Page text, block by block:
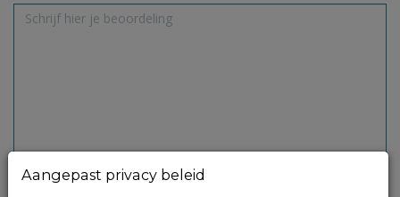
Aangepast privacy beleid